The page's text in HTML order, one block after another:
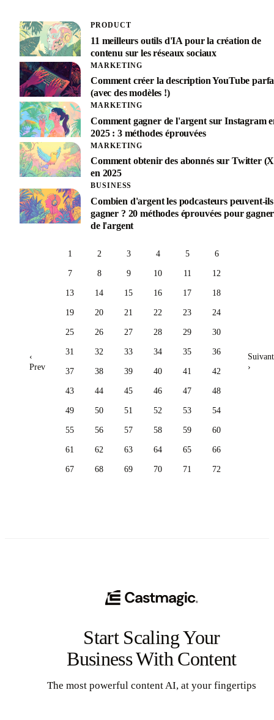
PRODUCT
11 meilleurs outils d'IA pour la création de
contenu sur les réseaux sociaux
MARKETING
Comment créer la description YouTube
(avec des modèles !)
MARKETING
Comment gagner de l'argent sur Instagram
2025 : 3 méthodes éprouvées
MARKETING
Comment obtenir des abonnés sur Twitter
en 2025
BUSINESS
Combien d'argent les podcasteurs peuvent-ils
gagner ? 20 méthodes éprouvées pour gagner
de l'argent
‹
Prev
1 2 3 4 5 6
7 8 9 10 11 12
13 14 15 16 17 18
19 20 21 22 23 24
25 26 27 28 29 30
31 32 33 34 35 36
37 38 39 40 41 42
43 44 45 46 47 48
49 50 51 52 53 54
55 56 57 58 59 60
61 62 63 64 65 66
67 68 69 70 71 72
Suivant
›
Start Scaling Your
Business With Content
The most powerful content AI, at your fingertips